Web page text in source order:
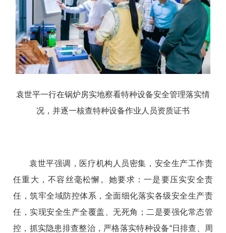
袁世平一行在锅炉房实地察看特种设备安全管理落实情
况，并逐一核查特种设备作业人员资质证书
袁世平强调，医疗机构人员密集，安全生产工作责
任重大，不容丝毫松懈。她要求：一是要压实安全责
任，筑牢全域防控体系，全面细化落实各级安全生产责
任，实现安全生产全覆盖、无死角；二是要强化常态管
控，抓实隐患排查整治，严格落实特种设备“日排查、周